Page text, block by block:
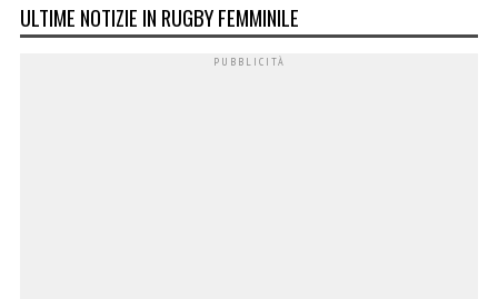
ULTIME NOTIZIE IN RUGBY FEMMINILE